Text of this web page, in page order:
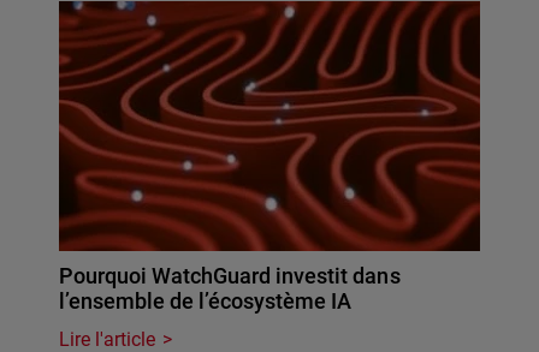
Pourquoi WatchGuard investit dans
l’ensemble de l’écosystème IA
Lire l'article